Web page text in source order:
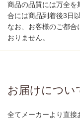
商品の品質には万全を
合には商品到着後3日
なお、お客様のご都合
おりません。
お届けについ
全てメーカーより直接